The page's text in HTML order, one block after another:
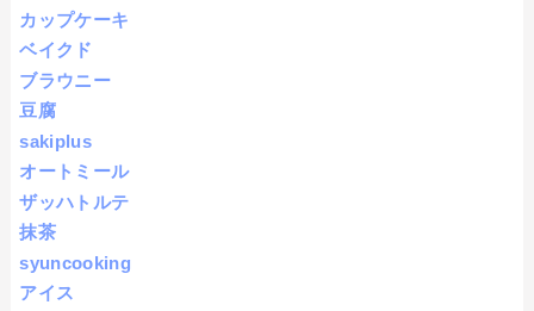
カップケーキ
ベイクド
ブラウニー
豆腐
sakiplus
オートミール
ザッハトルテ
抹茶
syuncooking
アイス